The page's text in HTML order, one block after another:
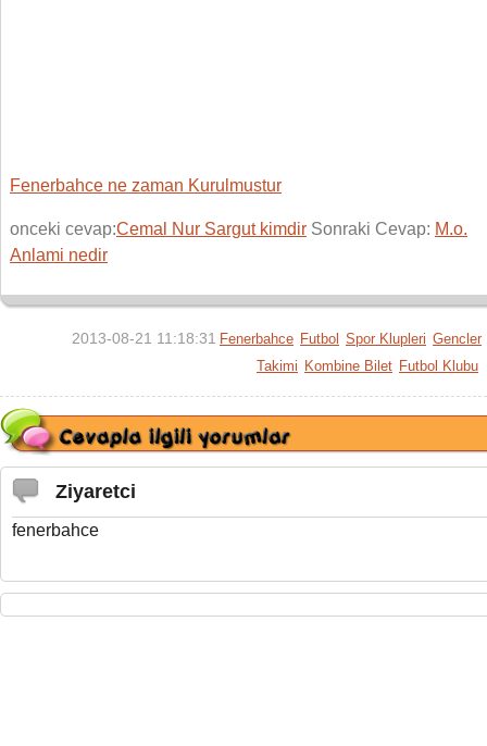
Fenerbahce ne zaman Kurulmustur
onceki cevap:Cemal Nur Sargut kimdir Sonraki Cevap: M.o.
Anlami nedir
2013-08-21 11:18:31 Fenerbahce Futbol Spor Klupleri Gencler
Takimi Kombine Bilet Futbol Klubu
Ziyaretci
fenerbahce